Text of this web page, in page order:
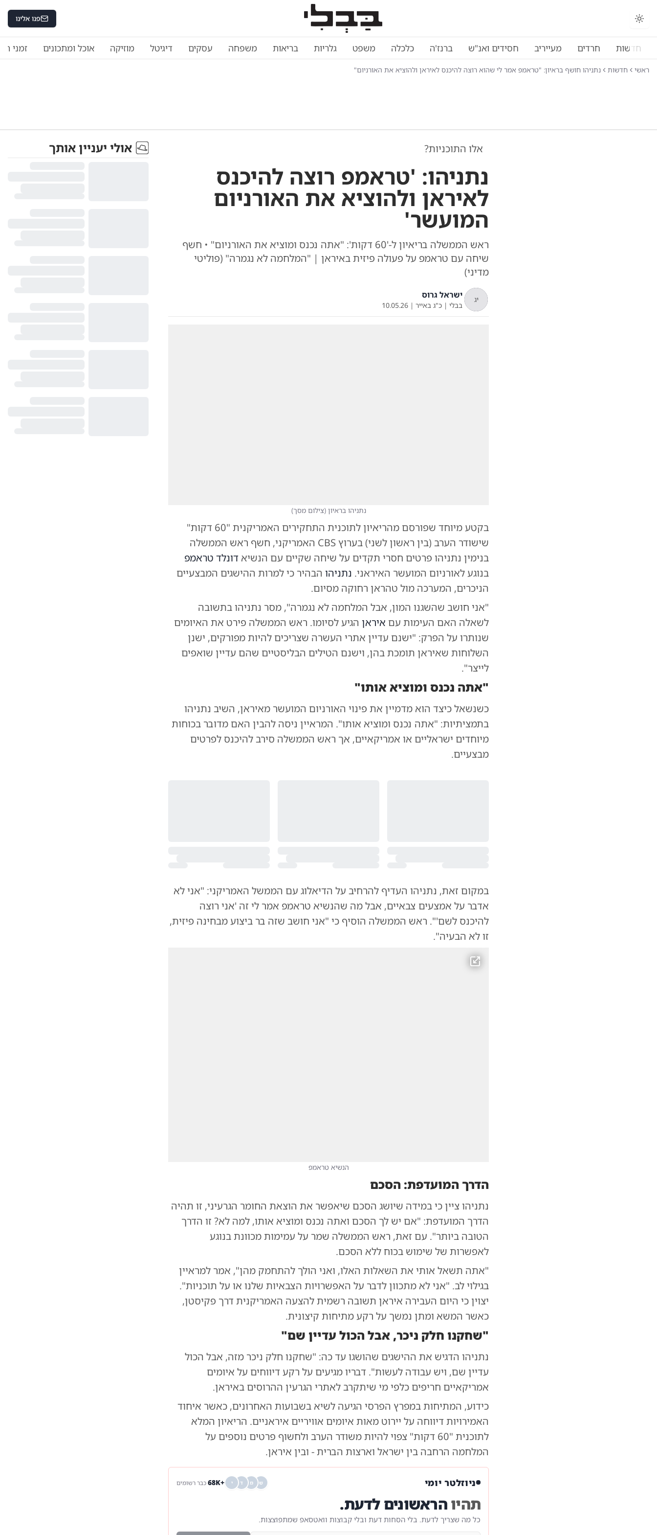
פנו אלינו
חדשות חרדים מעייריב חסידים ואנ"ש ברנז'ה כלכלה משפט גלריות בריאות משפחה עסקים דיגיטל מוזיקה אוכל ומתכונים זמני
ראשי חדשות נתניהו חושף בראיון: "טראמפ אמר לי שהוא רוצה להיכנס לאיראן ולהוציא את האורניום"
אלו התוכניות?
נתניהו: 'טראמפ רוצה להיכנס
לאיראן ולהוציא את האורניום
המועשר'
ראש הממשלה בריאיון ל-'60 דקות': "אתה נכנס ומוציא את האורניום" • חשף
שיחה עם טראמפ על פעולה פיזית באיראן | "המלחמה לא נגמרה" (פוליטי
מדיני)
יג ישראל גרוס
בבלי| כ"ג באייר |
10.05.26
נתניהו בראיון(צילום מסך)
בקטע מיוחד שפורסם מהריאיון לתוכנית התחקירים האמריקנית "60 דקות"
שישודר הערב (בין ראשון לשני) בערוץ CBS האמריקני, חשף ראש הממשלה
בנימין נתניהו פרטים חסרי תקדים על שיחה שקיים עם הנשיאדונלד טראמפ
בנוגע לאורניום המועשר האיראני. נתניהוהבהיר כי למרות ההישגים המבצעיים
הניכרים, המערכה מול טהראן רחוקה מסיום.
"אני חושב שהשגנו המון, אבל המלחמה לא נגמרה", מסר נתניהו בתשובה
לשאלה האם העימות עם איראן הגיע לסיומו. ראש הממשלה פירט את האיומים
שנותרו על הפרק: "ישנם עדיין אתרי העשרה שצריכים להיות מפורקים, ישנן
השלוחות שאיראן תומכת בהן, וישנם הטילים הבליסטיים שהם עדיין שואפים
לייצר".
"אתה נכנס ומוציא אותו"
כשנשאל כיצד הוא מדמיין את פינוי האורניום המועשר מאיראן, השיב נתניהו
בתמציתיות: "אתה נכנס ומוציא אותו". המראיין ניסה להבין האם מדובר בכוחות
מיוחדים ישראליים או אמריקאיים, אך ראש הממשלה סירב להיכנס לפרטים
מבצעיים.
במקום זאת, נתניהו העדיף להרחיב על הדיאלוג עם הממשל האמריקני: "אני לא
אדבר על אמצעים צבאיים, אבל מה שהנשיא טראמפ אמר לי זה 'אני רוצה
להיכנס לשם'". ראש הממשלה הוסיף כי "אני חושב שזה בר ביצוע מבחינה פיזית,
זו לא הבעיה".
הנשיא טראמפ
הדרך המועדפת: הסכם
נתניהו ציין כי במידה שיושג הסכם שיאפשר את הוצאת החומר הגרעיני, זו תהיה
הדרך המועדפת: "אם יש לך הסכם ואתה נכנס ומוציא אותו, למה לא? זו הדרך
הטובה ביותר". עם זאת, ראש הממשלה שמר על עמימות מכוונת בנוגע
לאפשרות של שימוש בכוח ללא הסכם.
"אתה תשאל אותי את השאלות האלו, ואני הולך להתחמק מהן", אמר למראיין
בגילוי לב. "אני לא מתכוון לדבר על האפשרויות הצבאיות שלנו או על תוכניות".
יצוין כי היום העבירה איראן תשובה רשמית להצעה האמריקנית דרך פקיסטן,
כאשר המשא ומתן נמשך על רקע מתיחות קיצונית.
"שחקנו חלק ניכר, אבל הכול עדיין שם"
נתניהו הדגיש את ההישגים שהושגו עד כה: "שחקנו חלק ניכר מזה, אבל הכול
עדיין שם, ויש עבודה לעשות". דבריו מגיעים על רקע דיווחים על איומים
אמריקאיים חריפים כלפי מי שיתקרב לאתרי הגרעין ההרוסים באיראן.
כידוע, המתיחות במפרץ הפרסי הגיעה לשיא בשבועות האחרונים, כאשר איחוד
האמירויות דיווחה על יירוט מאות איומים אוויריים איראניים. הריאיון המלא
לתוכנית "60 דקות" צפוי להיות משודר הערב ולחשוף פרטים נוספים על
המלחמה הרחבה בין ישראל וארצות הברית - ובין איראן.
ניוזלטר יומי ש מ ד י +68K כבר רשומים
תהיוהראשונים לדעת.
כל מה שצריך לדעת. בלי הסחות דעת ובלי קבוצות וואטסאפ שמתפוצצות.
אולי יעניין אותך